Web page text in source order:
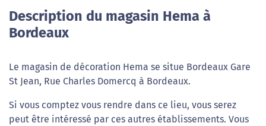
Description du magasin Hema à
Bordeaux
Le magasin de décoration Hema se situe Bordeaux Gare
St Jean, Rue Charles Domercq à Bordeaux.
Si vous comptez vous rendre dans ce lieu, vous serez
peut être intéressé par ces autres établissements. Vous